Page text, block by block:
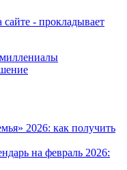
- прокладывает
2026: как получить
на февраль 2026: